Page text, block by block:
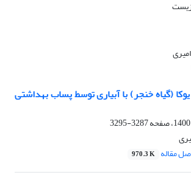
(گیاه خنجر) با آبیاری توسط پساب بهداشتی
3287-3295
مقاله 970.3 K